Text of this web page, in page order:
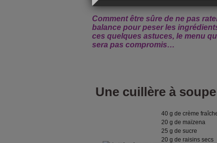
Comment être sûre de ne pas
balance pour peser les
ces quelques astuces, le menu
sera pas compromis…
Une cuillère à
40 g de crème
20 g de maïzena
25 g de sucre
20 g de raisins secs